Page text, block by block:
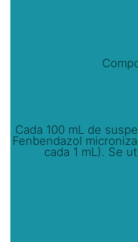
Cada 100 mL de
Fenbendazol
cada 1 mL). Se